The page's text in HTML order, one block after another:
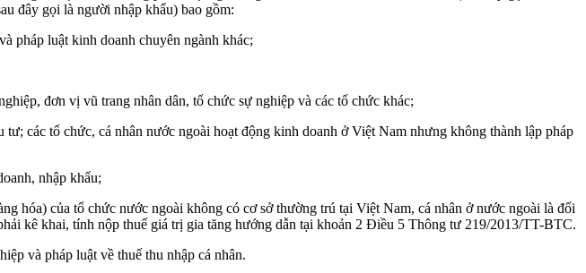
đây gọi là người nhập khẩu) bao gồm:
pháp luật kinh doanh chuyên ngành khác;
đơn vị vũ trang nhân dân, tổ chức sự nghiệp và các tổ chức khác;
các tổ chức, cá nhân nước ngoài hoạt động kinh doanh ở Việt Nam nhưng không thành lập pháp
nhập khẩu;
hóa) của tổ chức nước ngoài không có cơ sở thường trú tại Việt Nam, cá nhân ở nước ngoài là đối
kê khai, tính nộp thuế giá trị gia tăng hướng dẫn tại khoản 2 Điều 5 Thông tư 219/2013/TT-BTC.
và pháp luật về thuế thu nhập cá nhân.